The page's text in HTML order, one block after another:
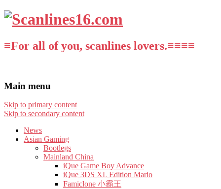
≡For all of you, scanlines lovers.≡≡≡≡
Main menu
Skip to primary content
Skip to secondary content
News
Asian Gaming
Bootlegs
Mainland China
iQue Game Boy Advance
iQue 3DS XL Edition Mario
Famiclone 小霸王